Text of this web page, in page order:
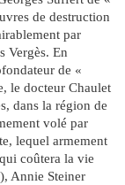
de destruction
par
Vergès. En
de «
le docteur Chaulet
dans la région de
volé par
lequel armement
coûtera la vie
Annie Steiner